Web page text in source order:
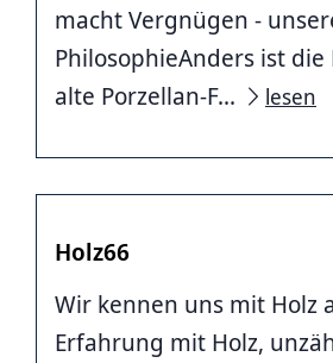
macht Vergnügen -
PhilosophieAnders ist die
alte Porzellan-F...
lesen
Holz66
Wir kennen uns mit Holz
Erfahrung mit Holz,